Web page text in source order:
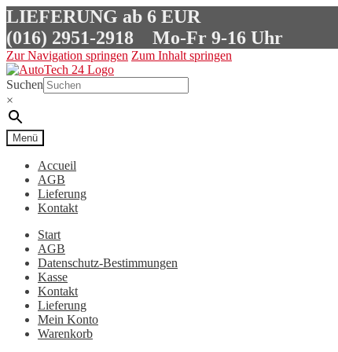
LIEFERUNG ab 6 EUR
(016) 2951-2918 Mo-Fr 9-16 Uhr
Zur Navigation springen Zum Inhalt springen
Suchen
×
Menü
Accueil
AGB
Lieferung
Kontakt
Start
AGB
Datenschutz-Bestimmungen
Kasse
Kontakt
Lieferung
Mein Konto
Warenkorb